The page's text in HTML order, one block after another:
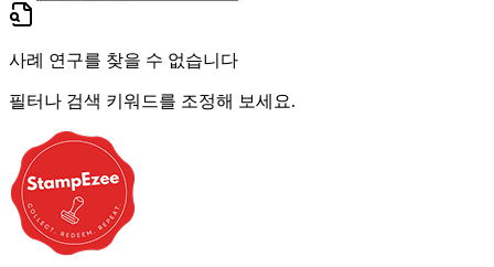
사례 연구를 찾을 수 없습니다
필터나 검색 키워드를 조정해 보세요.